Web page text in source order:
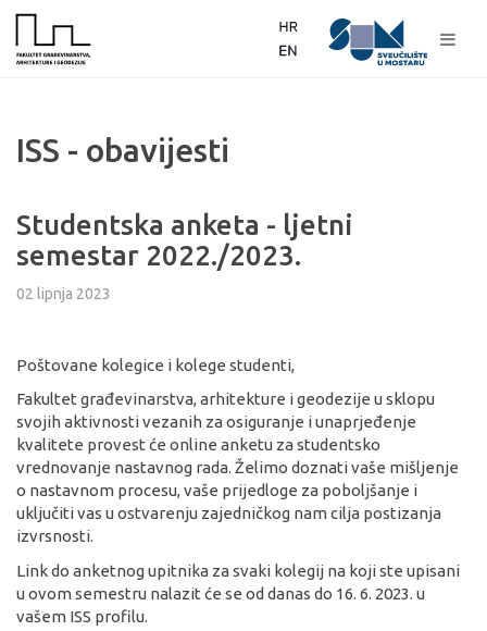
ISS - obavijesti
Studentska anketa - ljetni
semestar 2022./2023.
02 lipnja 2023
Poštovane kolegice i kolege studenti,
Fakultet građevinarstva, arhitekture i geodezije u sklopu
svojih aktivnosti vezanih za osiguranje i unaprjeđenje
kvalitete provest će online anketu za studentsko
vrednovanje nastavnog rada. Želimo doznati vaše mišljenje
o nastavnom procesu, vaše prijedloge za poboljšanje i
uključiti vas u ostvarenju zajedničkog nam cilja postizanja
izvrsnosti.
Link do anketnog upitnika za svaki kolegij na koji ste upisani
u ovom semestru nalazit će se od danas do 16. 6. 2023. u
vašem ISS profilu.